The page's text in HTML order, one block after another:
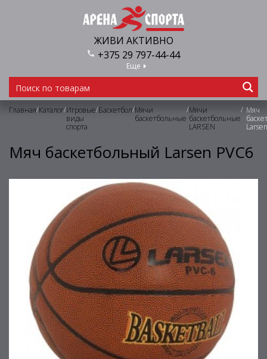
ЖИВИ АКТИВНО
+375 29 797-44-44
Еще
Главная/Каталог/Игровые
виды
спорта
/Баскетбол/Мячи
баскетбольные
/Мячи
баскетбольные
LARSEN
/ Мяч
Мяч баскетбольный Larsen PVC6